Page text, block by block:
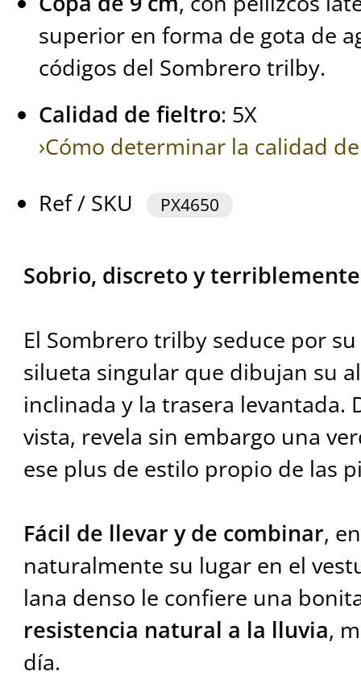
superior en forma de gota de
códigos del Sombrero trilby.
Calidad de fieltro: 5X
›Cómo determinar la calidad
Ref / SKU
PX4650
Sobrio, discreto y
El Sombrero trilby seduce por
silueta singular que dibujan su
inclinada y la trasera levantada.
vista, revela sin embargo una
ese plus de estilo propio de las
Fácil de llevar y de combinar,
naturalmente su lugar en el
lana denso le confiere una
resistencia natural a la lluvia,
día.